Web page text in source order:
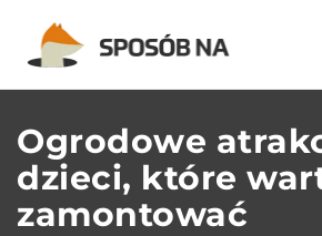
Ogrodowe
dzieci, które
zamontować